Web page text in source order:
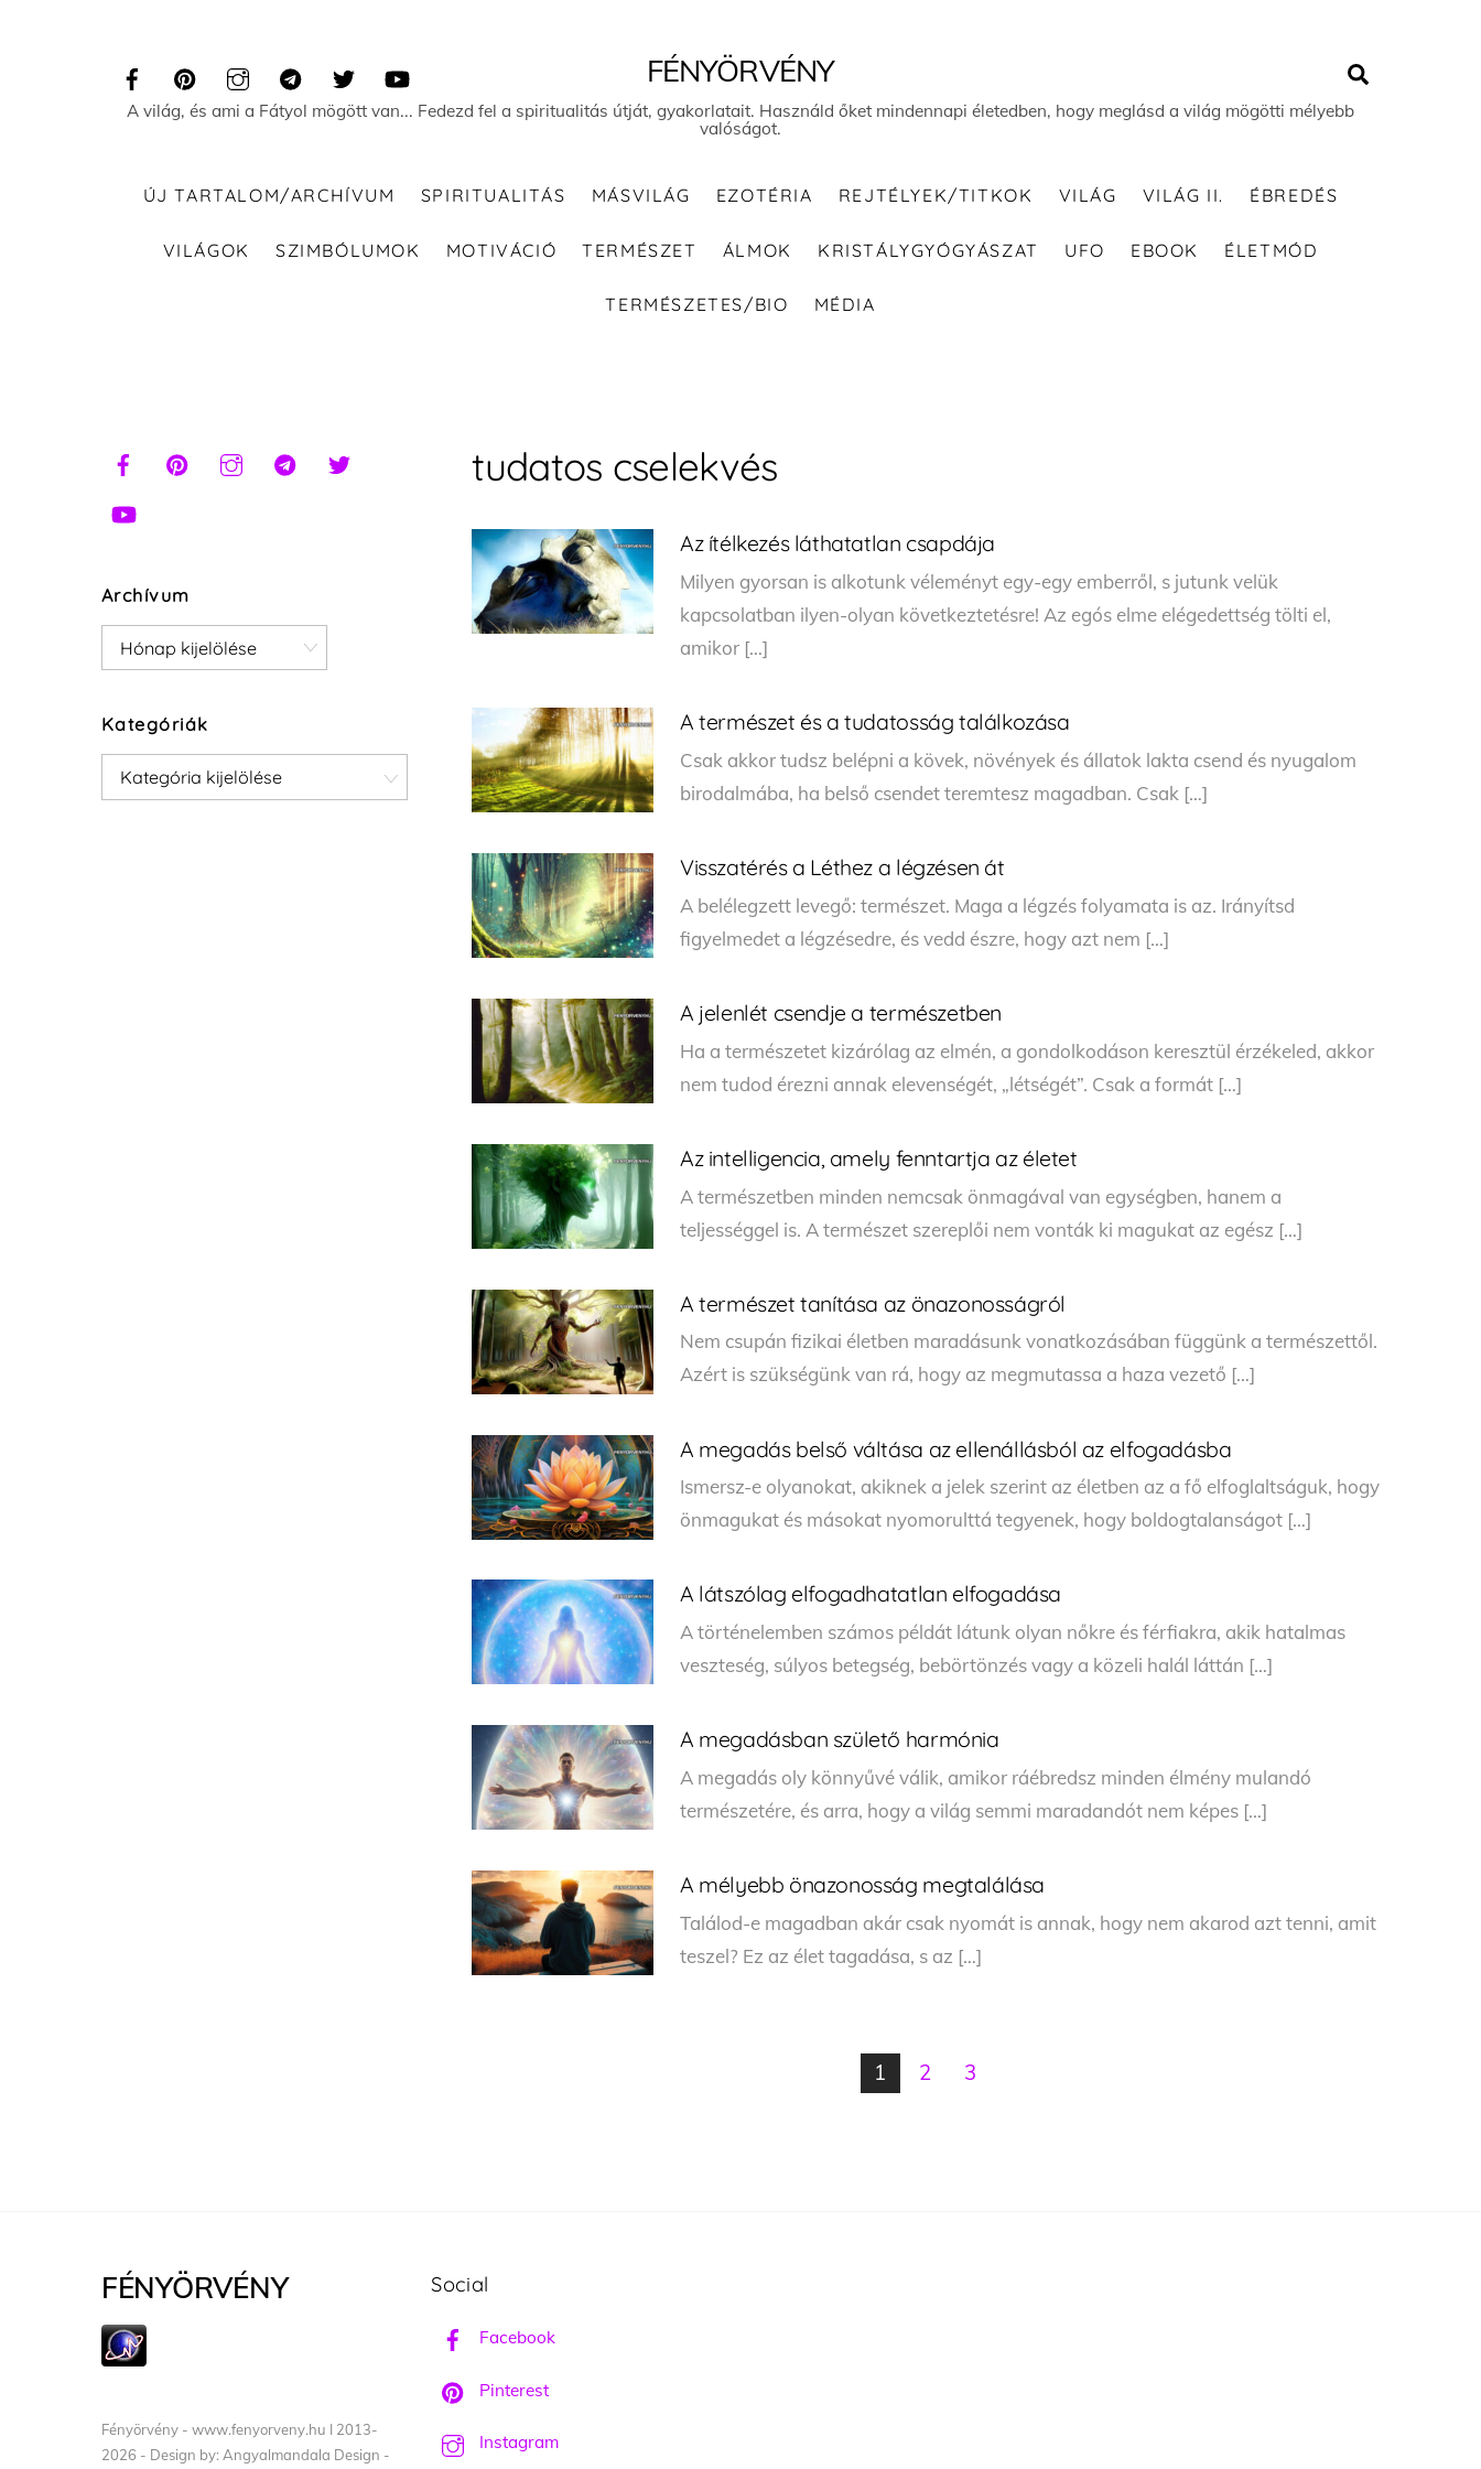
FÉNYÖRVÉNY
A világ, és ami a Fátyol mögött van... Fedezd fel a spiritualitás útját, gyakorlatait. Használd őket mindennapi életedben, hogy meglásd a világ mögötti mélyebb
valóságot.
ÚJ TARTALOM/ARCHÍVUM SPIRITUALITÁS MÁSVILÁG EZOTÉRIA REJTÉLYEK/TITKOK VILÁG VILÁG II. ÉBREDÉS
VILÁGOK SZIMBÓLUMOK MOTIVÁCIÓ TERMÉSZET ÁLMOK KRISTÁLYGYÓGYÁSZAT UFO EBOOK ÉLETMÓD
TERMÉSZETES/BIO MÉDIA
tudatos cselekvés
Az ítélkezés láthatatlan csapdája
Milyen gyorsan is alkotunk véleményt egy-egy emberről, s jutunk velük
kapcsolatban ilyen-olyan következtetésre! Az egós elme elégedettség tölti el,
amikor […]
A természet és a tudatosság találkozása
Csak akkor tudsz belépni a kövek, növények és állatok lakta csend és nyugalom
birodalmába, ha belső csendet teremtesz magadban. Csak […]
Visszatérés a Léthez a légzésen át
A belélegzett levegő: természet. Maga a légzés folyamata is az. Irányítsd
figyelmedet a légzésedre, és vedd észre, hogy azt nem […]
A jelenlét csendje a természetben
Ha a természetet kizárólag az elmén, a gondolkodáson keresztül érzékeled, akkor
nem tudod érezni annak elevenségét, „létségét”. Csak a formát […]
Az intelligencia, amely fenntartja az életet
A természetben minden nemcsak önmagával van egységben, hanem a
teljességgel is. A természet szereplői nem vonták ki magukat az egész […]
A természet tanítása az önazonosságról
Nem csupán fizikai életben maradásunk vonatkozásában függünk a természettől.
Azért is szükségünk van rá, hogy az megmutassa a haza vezető […]
A megadás belső váltása az ellenállásból az elfogadásba
Ismersz-e olyanokat, akiknek a jelek szerint az életben az a fő elfoglaltságuk, hogy
önmagukat és másokat nyomorulttá tegyenek, hogy boldogtalanságot […]
A látszólag elfogadhatatlan elfogadása
A történelemben számos példát látunk olyan nőkre és férfiakra, akik hatalmas
veszteség, súlyos betegség, bebörtönzés vagy a közeli halál láttán […]
A megadásban születő harmónia
A megadás oly könnyűvé válik, amikor ráébredsz minden élmény mulandó
természetére, és arra, hogy a világ semmi maradandót nem képes […]
A mélyebb önazonosság megtalálása
Találod-e magadban akár csak nyomát is annak, hogy nem akarod azt tenni, amit
teszel? Ez az élet tagadása, s az […]
1 2 3
Archívum
Archívum
Kategóriák
Kategóriák
FÉNYÖRVÉNY
Fényörvény - www.fenyorveny.hu I 2013-
2026 - Design by: Angyalmandala Design -
Social
Facebook
Pinterest
Instagram